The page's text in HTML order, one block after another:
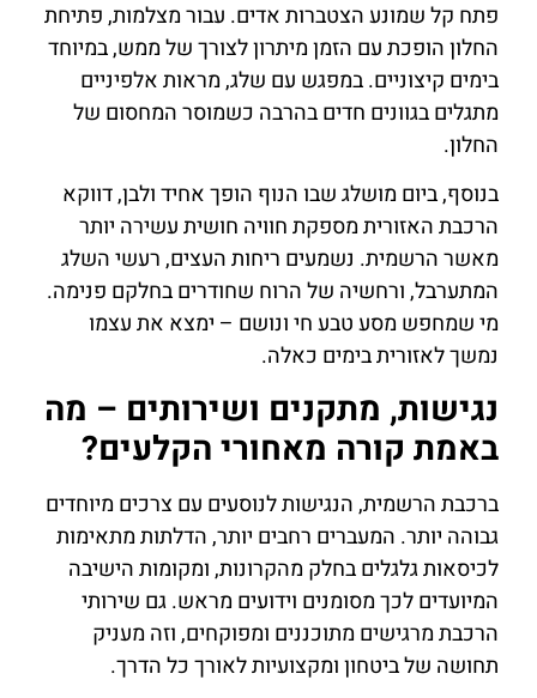
פתח קל שמונע הצטברות אדים. עבור מצלמות, פתיחת
החלון הופכת עם הזמן מיתרון לצורך של ממש, במיוחד
בימים קיצוניים. במפגש עם שלג, מראות אלפיניים
מתגלים בגוונים חדים בהרבה כשמוסר המחסום של
החלון.
בנוסף, ביום מושלג שבו הנוף הופך אחיד ולבן, דווקא
הרכבת האזורית מספקת חוויה חושית עשירה יותר
מאשר הרשמית. נשמעים ריחות העצים, רעשי השלג
המתערבל, ורחשיה של הרוח שחודרים בחלקם פנימה.
מי שמחפש מסע טבע חי ונושם – ימצא את עצמו
נמשך לאזורית בימים כאלה.
נגישות, מתקנים ושירותים – מה
באמת קורה מאחורי הקלעים?
ברכבת הרשמית, הנגישות לנוסעים עם צרכים מיוחדים
גבוהה יותר. המעברים רחבים יותר, הדלתות מתאימות
לכיסאות גלגלים בחלק מהקרונות, ומקומות הישיבה
המיועדים לכך מסומנים וידועים מראש. גם שירותי
הרכבת מרגישים מתוכננים ומפוקחים, וזה מעניק
תחושה של ביטחון ומקצועיות לאורך כל הדרך.